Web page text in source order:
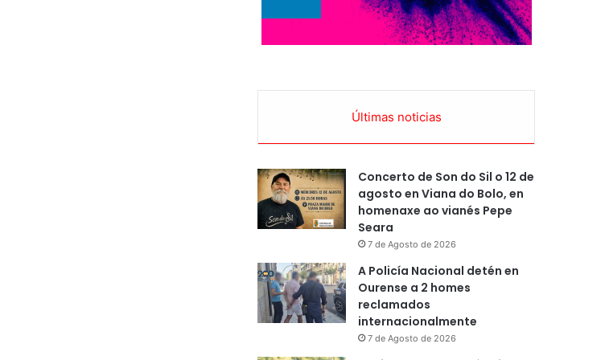
Últimas noticias
Concerto de Son do Sil o 12 de
agosto en Viana do Bolo, en
homenaxe ao vianés Pepe
Seara
7 de Agosto de 2026
A Policía Nacional detén en
Ourense a 2 homes
reclamados
internacionalmente
7 de Agosto de 2026